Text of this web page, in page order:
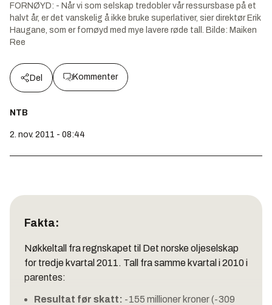
FORNØYD: - Når vi som selskap tredobler vår ressursbase på et
halvt år, er det vanskelig å ikke bruke superlativer, sier direktør Erik
Haugane, som er fornøyd med mye lavere røde tall.
Bilde: Maiken
Ree
Del Kommenter
NTB
2. nov. 2011 - 08:44
Fakta:
Nøkkeltall fra regnskapet til Det norske oljeselskap
for tredje kvartal 2011. Tall fra samme kvartal i 2010 i
parentes:
Resultat før skatt: -155 millioner kroner (-309